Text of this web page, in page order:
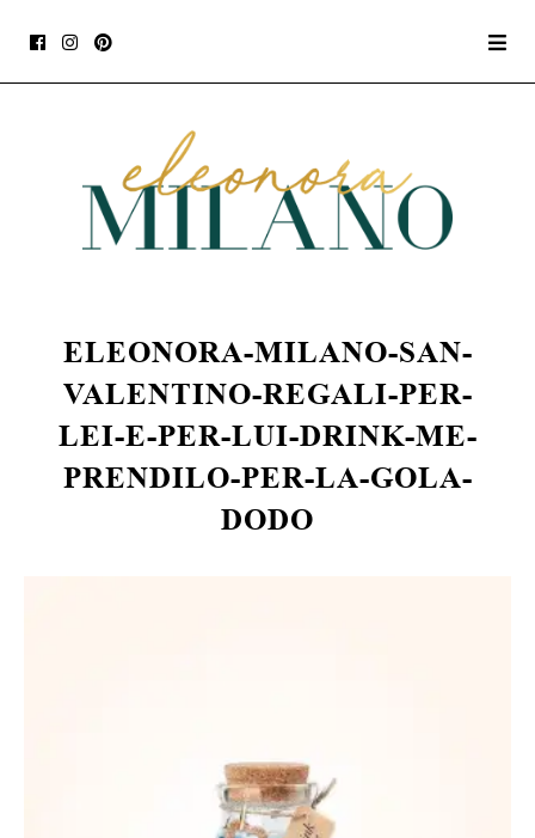
ELEONORA-MILANO-SAN-
VALENTINO-REGALI-PER-
LEI-E-PER-LUI-DRINK-ME-
PRENDILO-PER-LA-GOLA-
DODO